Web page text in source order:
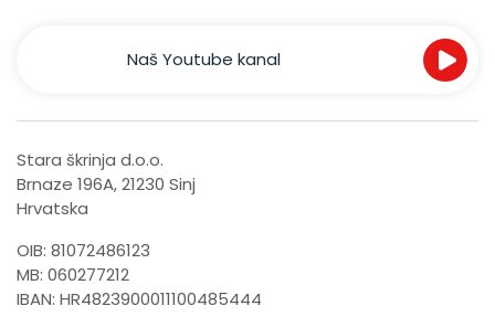
Naš Youtube kanal
Stara škrinja d.o.o.
Brnaze 196A, 21230 Sinj
Hrvatska
OIB: 81072486123
MB: 060277212
IBAN: HR4823900011100485444